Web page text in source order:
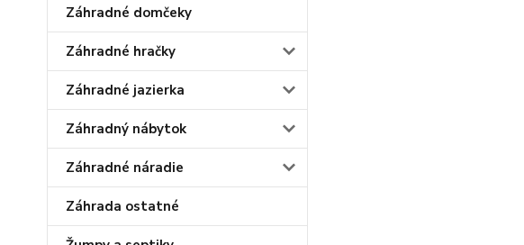
Záhradné domčeky
Záhradné hračky
Záhradné jazierka
Záhradný nábytok
Záhradné náradie
Záhrada ostatné